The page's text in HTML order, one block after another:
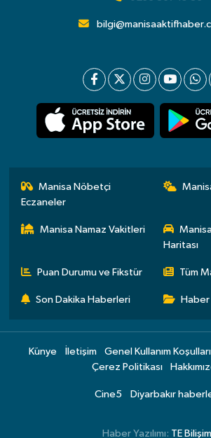
Manisa Nöbetçi
Eczaneler
Manisa Namaz Vakitleri
Haritası
Puan Durumu ve Fikstür Tüm
Son Dakika Haberleri
Künye İletişim Genel Kullanım Koşulları
Çerez Politikası
Cine5 Diyarbakır
Haber Yazılımı: TE Bilişim